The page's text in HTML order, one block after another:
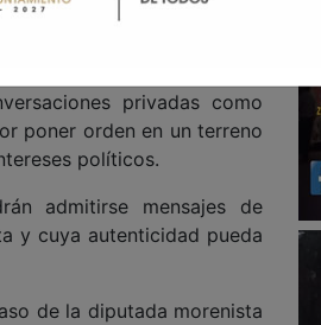
Federación (Tepjf), que
privadas como
poner orden en un terreno
políticos.
admitirse mensajes de
y cuya autenticidad pueda
de la diputada morenista